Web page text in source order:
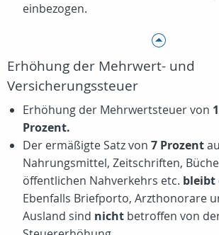
einbezogen.
Erhöhung der Mehrwert- und
Versicherungssteuer
Erhöhung der Mehrwertsteuer von
Prozent.
Der ermäßigte Satz von 7 Prozent
Nahrungsmittel, Zeitschriften,
öffentlichen Nahverkehrs etc. bleibt
Ebenfalls Briefporto, Arzthonorare
Ausland sind nicht betroffen von